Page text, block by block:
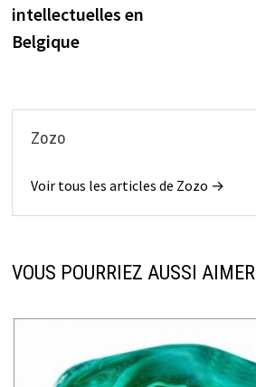
intellectuelles en
Belgique
Zozo
Voir tous les articles de Zozo →
VOUS POURRIEZ AUSSI AIMER